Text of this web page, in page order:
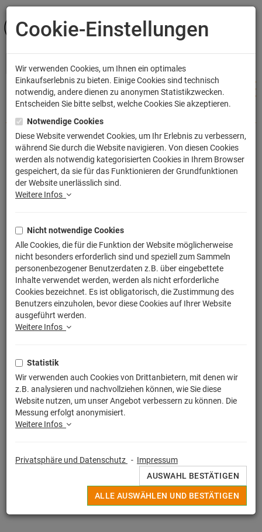
ANMELDEN
Harry Potter Schachspiel
Zauberschach
Artikelnummer: NOB7580
Cookie-Einstellungen
Wir verwenden Cookies, um Ihnen ein optimales
Einkaufserlebnis zu bieten. Einige Cookies sind technisch
notwendig, andere dienen zu anonymen Statistikzwecken.
Entscheiden Sie bitte selbst, welche Cookies Sie akzeptieren.
Notwendige Cookies
Diese Website verwendet Cookies, um Ihr Erlebnis zu verbessern,
während Sie durch die Website navigieren. Von diesen Cookies
werden als notwendig kategorisierten Cookies in Ihrem Browser
gespeichert, da sie für das Funktionieren der Grundfunktionen
der Website unerlässlich sind.
Weitere Infos
Nicht notwendige Cookies
Alle Cookies, die für die Funktion der Website möglicherweise
nicht besonders erforderlich sind und speziell zum Sammeln
personenbezogener Benutzerdaten z.B. über eingebettete
Inhalte verwendet werden, werden als nicht erforderliche
Cookies bezeichnet. Es ist obligatorisch, die Zustimmung des
Benutzers einzuholen, bevor diese Cookies auf Ihrer Website
ausgeführt werden.
Weitere Infos
Statistik
Wir verwenden auch Cookies von Drittanbietern, mit denen wir
z.B. analysieren und nachvollziehen können, wie Sie diese
Website nutzen, um unser Angebot verbessern zu können. Die
Messung erfolgt anonymisiert.
Weitere Infos
Privatsphäre und Datenschutz - Impressum
AUSWAHL BESTÄTIGEN
ALLE AUSWÄHLEN UND BESTÄTIGEN